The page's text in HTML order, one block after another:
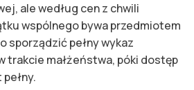
ale według cen z chwili
wspólnego bywa przedmiotem
sporządzić pełny wykaz
trakcie małżeństwa, póki dostęp